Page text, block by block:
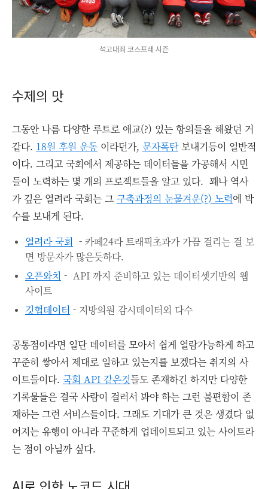
석고대죄 코스프레 시즌
수제의 맛
그동안 나름 다양한 루트로 애교(?) 있는 항의들을 해왔던 거
같다. 18원 후원 운동 이라던가, 문자폭탄보내기등이 일반적
이다. 그리고 국회에서 제공하는 데이터들을 가공해서 시민
들이 노력하는 몇 개의 프로젝트들을 알고 있다. 꽤나 역사
가 깊은 열려라 국회는 그 구축과정의 눈물겨운(?) 노력에 박
수를 보내게 된다.
열려라 국회 - 카페24라 트래픽초과가 가끔 걸리는 걸 보
면 방문자가 많은듯하다.
오픈와치 - API 까지 준비하고 있는 데이터셋기반의 웹
사이트
깃헙데이터 - 지방의원 감시데이터외 다수
공통점이라면 일단 데이터를 모아서 쉽게 열람가능하게 하고
꾸준히 쌓아서 제대로 일하고 있는지를 보겠다는 취지의 사
이트들이다. 국회 API 같은것들도 존재하긴 하지만 다양한
기록물들은 결국 사람이 걸러서 봐야 하는 그런 불편함이 존
재하는 그런 서비스들이다. 그래도 기대가 큰 것은 생겼다 없
어지는 유행이 아니라 꾸준하게 업데이트되고 있는 사이트라
는 점이 아닐까 싶다.